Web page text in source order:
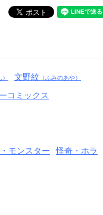
文野紋 （ふみのあや）
コミックス
モンスター
怪奇・ホラ